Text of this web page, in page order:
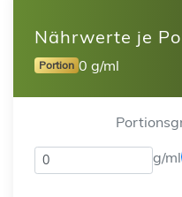
Nährwerte je
Portion 0 g/ml
g/ml